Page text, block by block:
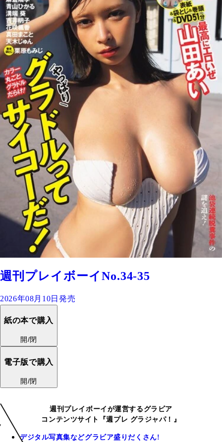
週刊プレイボーイNo.34-35
2026年08月10日発売
紙の本で購入
開/閉
電子版で購入
開/閉
週刊プレイボーイが運営するグラビア
コンテンツサイト『週プレ グラジャパ！』
デジタル写真集などグラビア盛りだくさん!